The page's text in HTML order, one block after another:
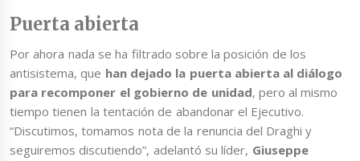
Puerta abierta
Por ahora nada se ha filtrado sobre la posición de los
antisistema, que han dejado la puerta abierta al diálogo
para recomponer el gobierno de unidad, pero al mismo
tiempo tienen la tentación de abandonar el Ejecutivo.
“Discutimos, tomamos nota de la renuncia del Draghi y
seguiremos discutiendo”, adelantó su líder, Giuseppe